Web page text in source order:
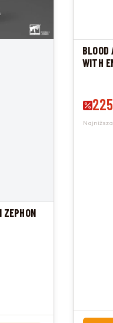
ZEPHON
BLOOD
WITH
Cena